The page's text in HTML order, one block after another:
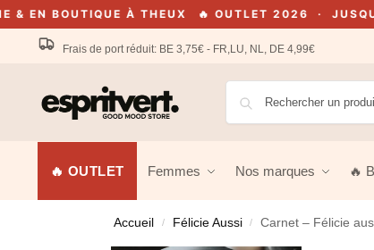
À THEUX 🔥 OUTLET 2026 · JUSQU'À -70%
Frais de port réduit: BE 3,75€ - FR,LU, NL, DE 4,99€
🔥 OUTLET Femmes Nos marques 🔥
Accueil / Félicie Aussi / Carnet – Félicie